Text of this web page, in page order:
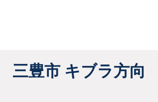
三豊市 キブラ方向